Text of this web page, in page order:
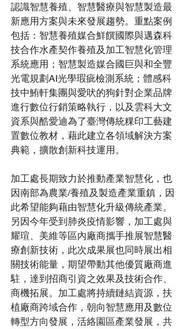
認識智慧養殖、智慧醫療與智慧製造最
新應用方案與未來發展趨勢。重點案例
包括：智慧養殖媒合鮮饌國際與邁森科
技合作水產契作養殖及加工智慧化管理
系統應用；智慧製造媒合國巨與和全豐
光電規劃AI光學瑕疵檢測系統；體感科
技中鮪軒集團與愛吠的狗針對企業品牌
進行數位行銷策略執行，以及雲科大文
資系與酷愛迪為了臺灣傳統粿印工藝建
置數位教材，藉此建立各領域解決方案
典範，擴散創新科技運用。
加工處長期致力於推動產業智慧化，也
因南部為農業/養殖及製造產業重鎮，因
此希望能夠藉由智慧化升級傳統產業。
另因今年受到肺炎疫情影響，加工處與
耀瑄、美維等區內廠商攜手推展智慧醫
療創新技術，此次成果展也同時展出相
關技術能量，期望帶動其他優質廠商進
駐，達到招商引資之效果及技術合作、
商機拓展。加工處將持續鏈結資源，扶
植廠商跨域合作，朝向智慧應用及數位
轉型方向發展，活絡園區產業發展，共